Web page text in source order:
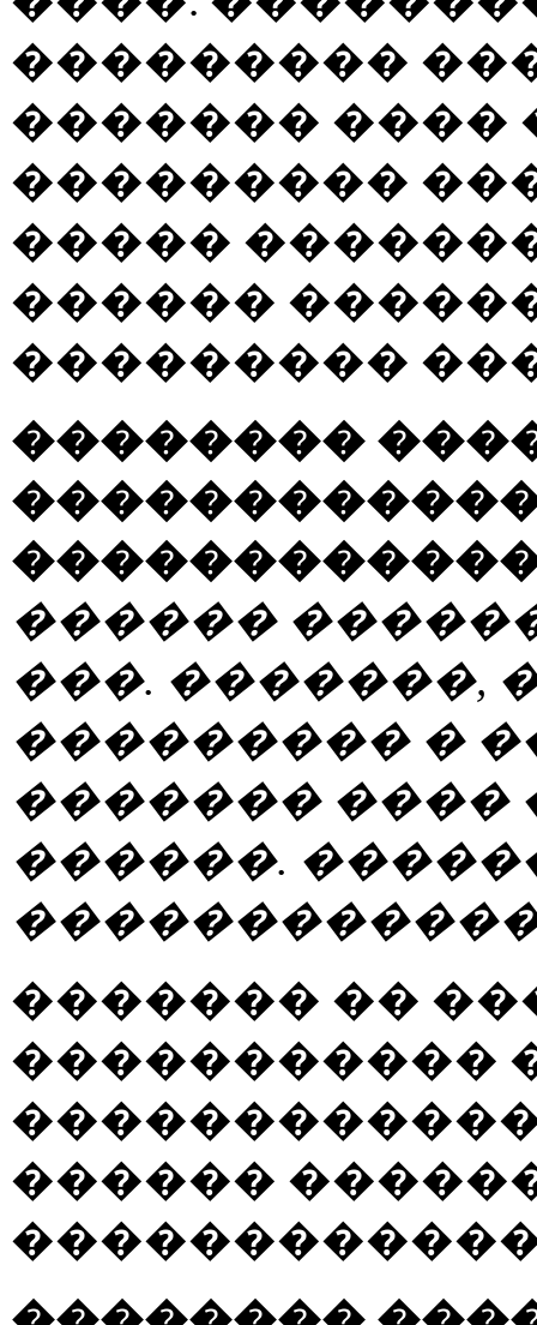
���������
������� ����
���������
�����
������
���������
��������
������
���. �������,
��������� �
������� ����
������.
������� ��
�����������
������